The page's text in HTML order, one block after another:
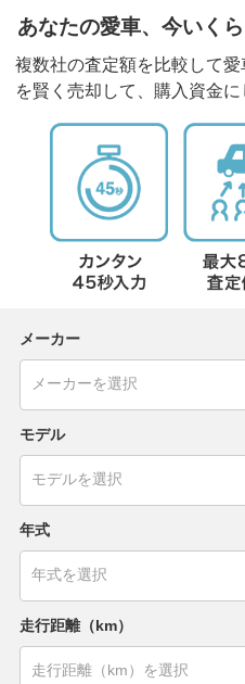
あなたの愛車、今いくら
複数社の査定額を比較して
を賢く売却して、購入資金に
メーカー
モデル
年式
走行距離（km）